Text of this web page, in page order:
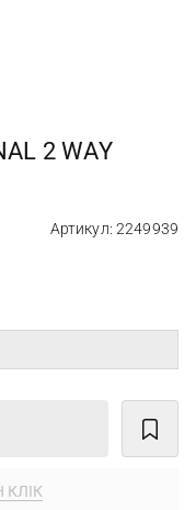
2 WAY
Артикул: 2249939